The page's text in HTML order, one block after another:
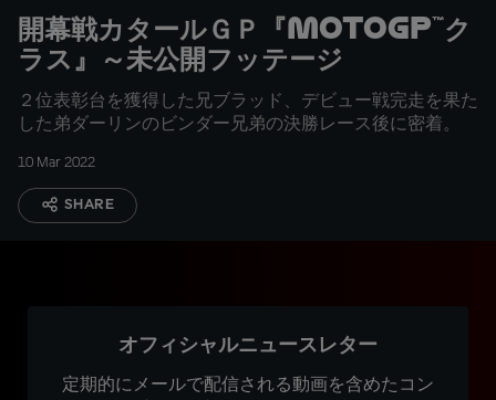
開幕戦カタールＧＰ『MotoGP™ク
ラス』～未公開フッテージ
２位表彰台を獲得した兄ブラッド、デビュー戦完走を果た
した弟ダーリンのビンダー兄弟の決勝レース後に密着。
10 Mar 2022
SHARE
オフィシャルニュースレター
定期的にメールで配信される動画を含めたコン